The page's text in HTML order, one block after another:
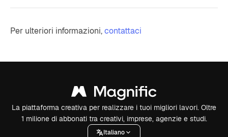
Per ulteriori informazioni,contattaci
La piattaforma creativa per realizzare i tuoi migliori lavori. Oltre
1 milione di abbonati tra creativi, imprese, agenzie e studi.
Italiano